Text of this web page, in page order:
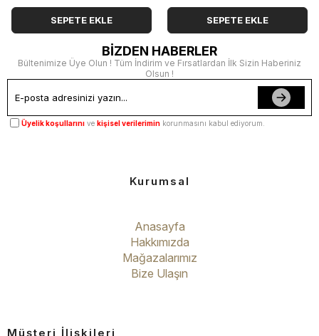
SEPETE EKLE SEPETE EKLE
BİZDEN HABERLER
Bültenimize Üye Olun ! Tüm İndirim ve Fırsatlardan İlk Sizin Haberiniz
Olsun !
Üyelik koşullarını ve kişisel verilerimin korunmasını kabul ediyorum.
Kurumsal
Anasayfa
Hakkımızda
Mağazalarımız
Bize Ulaşın
Müşteri İlişkileri